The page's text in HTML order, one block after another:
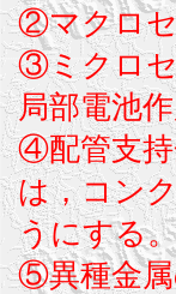
②マクロセ
③ミクロセ
局部電池
④配管支持
は，コン
うにする
⑤異種金属